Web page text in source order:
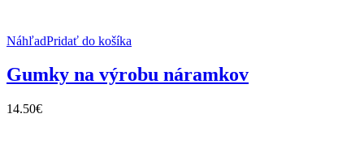
NáhľadPridať do košíka
Gumky na výrobu náramkov
14.50€